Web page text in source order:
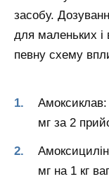
засобу.
для маленьких і
певну схему
мг за 2
мг на 1 кг